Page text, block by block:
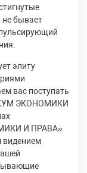
не бывает
элиту
вас поступать
ЭКОНОМИКИ
И ПРАВА»
видением